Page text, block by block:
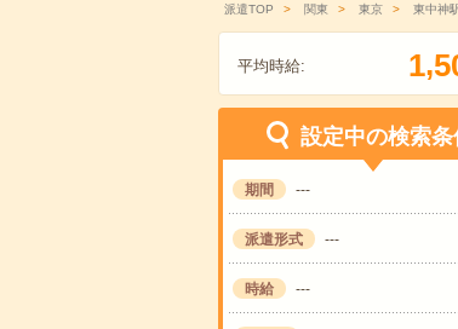
派遣TOP 関東 東京 東中神
平均時給: 1,5
設定中の検索条
期間 ---
派遣形式 ---
時給 ---